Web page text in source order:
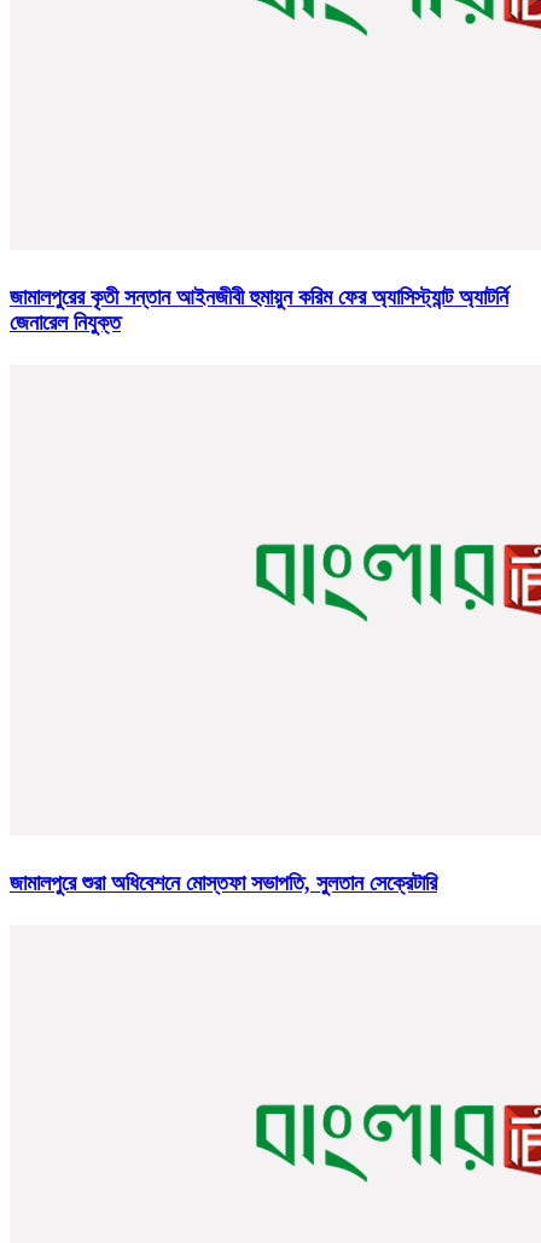
জামালপুরের কৃতী সন্তান আইনজীবী হুমায়ুন করিম ফের অ্যাসিস্ট্যান্ট অ্যাটর্নি
জেনারেল নিযুক্ত
জামালপুরে শুরা অধিবেশনে মোস্তফা সভাপতি, সুলতান সেক্রেটারি